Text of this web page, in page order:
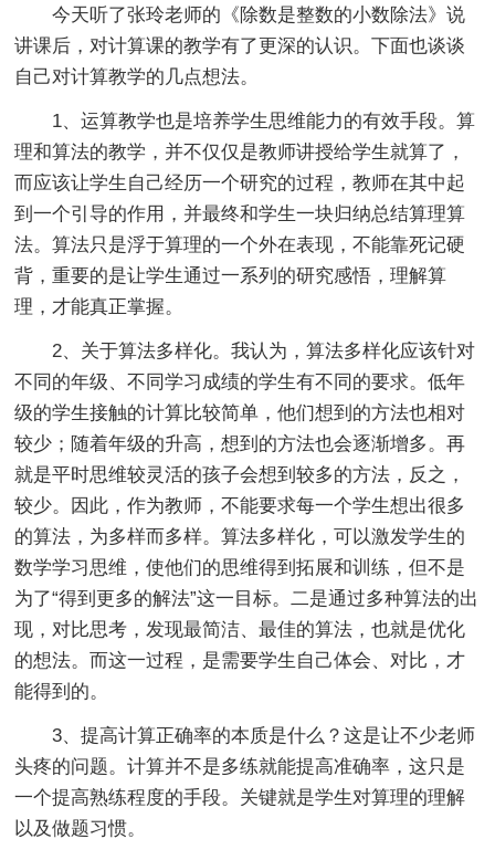
今天听了张玲老师的《除数是整数的小数除法》说
讲课后，对计算课的教学有了更深的认识。下面也谈谈
自己对计算教学的几点想法。
1、运算教学也是培养学生思维能力的有效手段。算
理和算法的教学，并不仅仅是教师讲授给学生就算了，
而应该让学生自己经历一个研究的过程，教师在其中起
到一个引导的作用，并最终和学生一块归纳总结算理算
法。算法只是浮于算理的一个外在表现，不能靠死记硬
背，重要的是让学生通过一系列的研究感悟，理解算
理，才能真正掌握。
2、关于算法多样化。我认为，算法多样化应该针对
不同的年级、不同学习成绩的学生有不同的要求。低年
级的学生接触的计算比较简单，他们想到的方法也相对
较少；随着年级的升高，想到的方法也会逐渐增多。再
就是平时思维较灵活的孩子会想到较多的方法，反之，
较少。因此，作为教师，不能要求每一个学生想出很多
的算法，为多样而多样。算法多样化，可以激发学生的
数学学习思维，使他们的思维得到拓展和训练，但不是
为了“得到更多的解法”这一目标。二是通过多种算法的出
现，对比思考，发现最简洁、最佳的算法，也就是优化
的想法。而这一过程，是需要学生自己体会、对比，才
能得到的。
3、提高计算正确率的本质是什么？这是让不少老师
头疼的问题。计算并不是多练就能提高准确率，这只是
一个提高熟练程度的手段。关键就是学生对算理的理解
以及做题习惯。